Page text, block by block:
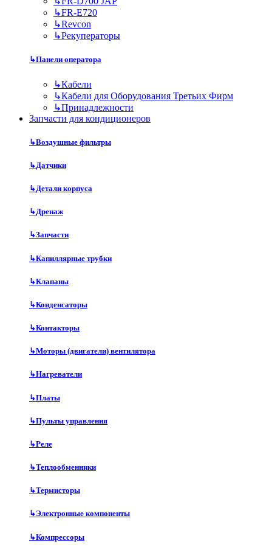
↳FR-E720
↳Revcon
↳Рекуператоры
↳Панели оператора
↳Кабели
↳Кабели для Оборудования Третьих Фирм
↳Принадлежности
Запчасти для кондиционеров
↳Воздушные фильтры
↳Датчики
↳Детали корпуса
↳Дренаж
↳Запчасти
↳Капиллярные трубки
↳Клапаны
↳Конденсаторы
↳Контакторы
↳Моторы (двигатели) вентилятора
↳Нагреватели
↳Платы
↳Пульты управления
↳Реле
↳Теплообменники
↳Термисторы
↳Электронные компоненты
↳Компрессоры